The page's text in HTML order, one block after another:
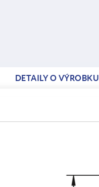
DETAILY O VÝROBKU